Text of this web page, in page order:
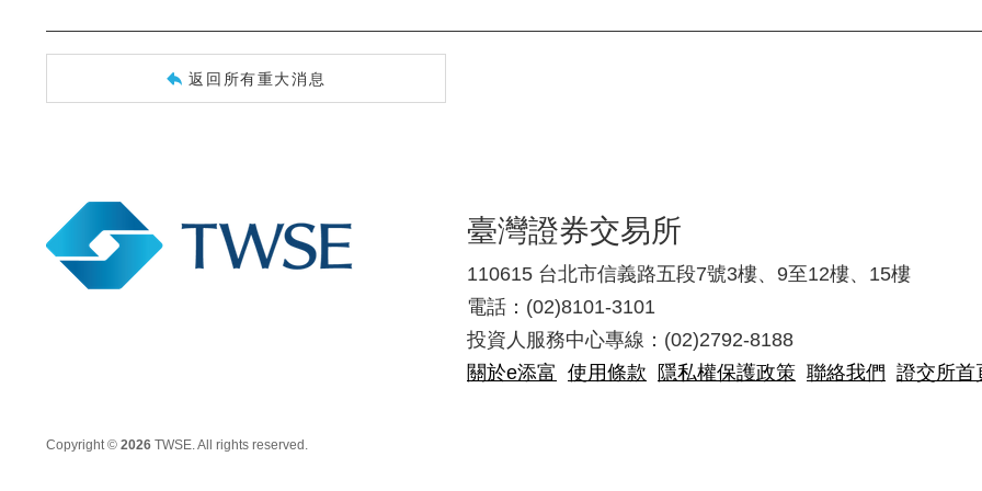
返回所有重大消息
臺灣證券交易所
110615 台北市信義路五段7號3樓、9至12樓、15樓
電話：(02)8101-3101
投資人服務中心專線：(02)2792-8188
關於e添富 使用條款 隱私權保護政策 聯絡我們 證交所首
Copyright © 2026 TWSE. All rights reserved.